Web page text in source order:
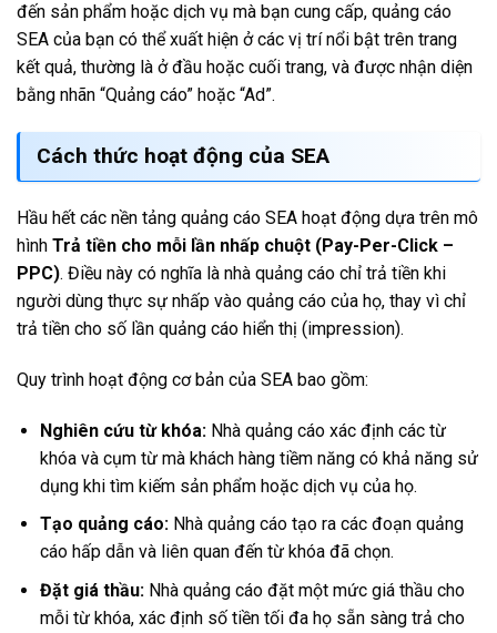
đến sản phẩm hoặc dịch vụ mà bạn cung cấp, quảng cáo
SEA của bạn có thể xuất hiện ở các vị trí nổi bật trên trang
kết quả, thường là ở đầu hoặc cuối trang, và được nhận diện
bằng nhãn “Quảng cáo” hoặc “Ad”.
Cách thức hoạt động của SEA
Hầu hết các nền tảng quảng cáo SEA hoạt động dựa trên mô
hình Trả tiền cho mỗi lần nhấp chuột (Pay-Per-Click –
PPC). Điều này có nghĩa là nhà quảng cáo chỉ trả tiền khi
người dùng thực sự nhấp vào quảng cáo của họ, thay vì chỉ
trả tiền cho số lần quảng cáo hiển thị (impression).
Quy trình hoạt động cơ bản của SEA bao gồm:
Nghiên cứu từ khóa:Nhà quảng cáo xác định các từ
khóa và cụm từ mà khách hàng tiềm năng có khả năng sử
dụng khi tìm kiếm sản phẩm hoặc dịch vụ của họ.
Tạo quảng cáo:Nhà quảng cáo tạo ra các đoạn quảng
cáo hấp dẫn và liên quan đến từ khóa đã chọn.
Đặt giá thầu:Nhà quảng cáo đặt một mức giá thầu cho
mỗi từ khóa, xác định số tiền tối đa họ sẵn sàng trả cho